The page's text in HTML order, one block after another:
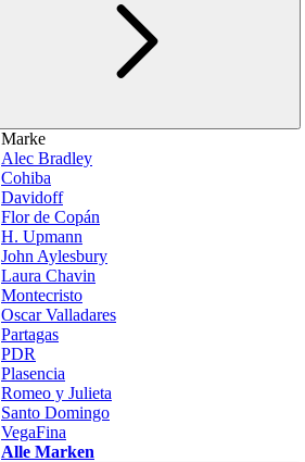
Marke
Alec Bradley
Cohiba
Davidoff
Flor de Copán
H. Upmann
John Aylesbury
Laura Chavin
Montecristo
Oscar Valladares
Partagas
PDR
Plasencia
Romeo y Julieta
Santo Domingo
VegaFina
Alle Marken